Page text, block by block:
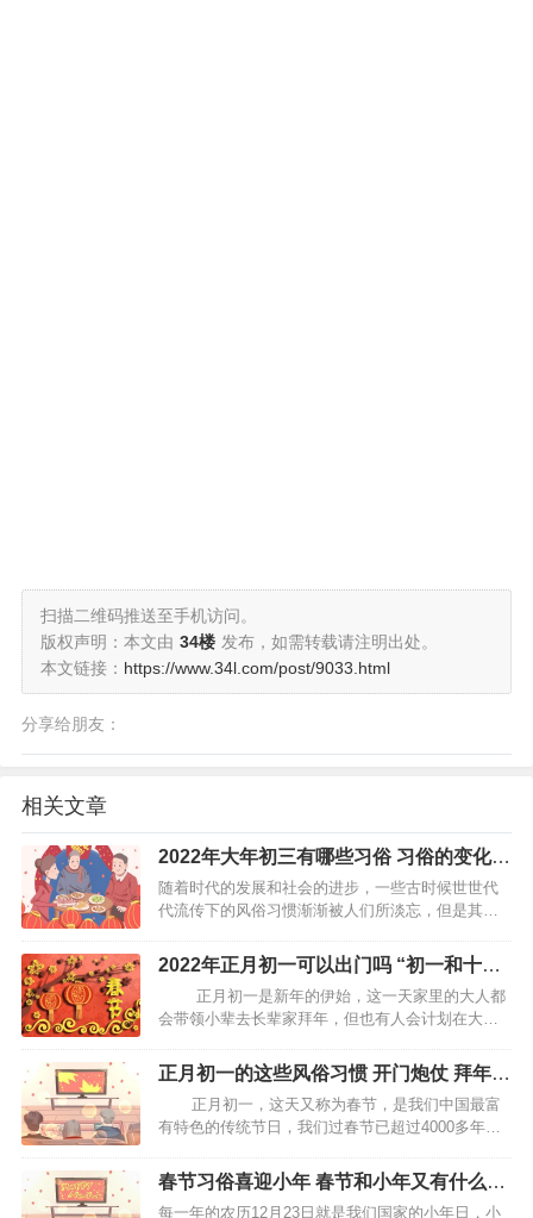
扫描二维码推送至手机访问。
版权声明：本文由 34楼 发布，如需转载请注明出处。
本文链接： https://www.34l.com/post/9033.html
分享给朋友：
相关文章
2022年大年初三有哪些习俗 习俗的变化与
重要性
随着时代的发展和社会的进步，一些古时候世世代
代流传下的风俗习惯渐渐被人们所淡忘，但是其实
多传统民俗与规矩值得重视的，因为传统文化对于
一个家庭、一个民族甚至一个国家来说都是非常重
要的。那么。在大年初…
2022年正月初一可以出门吗 “初一和十五
不能出门”
正月初一是新年的伊始，这一天家里的大人都
会带领小辈去长辈家拜年，但也有人会计划在大年
呢？今天我们就来说一说。 正月初一可以出远门吗
一般都没有人在正月初一出远门，因为从正月初一
正月初一的这些风俗习惯 开门炮仗 拜年
给压岁钱
正月初一，这天又称为春节，是我们中国最富
有特色的传统节日，我们过春节已超过4000多年的
重，同时会有许多的风俗习惯，下面就来看看正月
初一有哪些风俗习惯。 开门炮仗 中国民间有“开
春节习俗喜迎小年 春节和小年又有什么习
俗呢
每一年的农历12月23日就是我们国家的小年日，小